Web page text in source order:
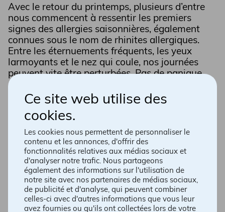
Ce site web utilise des
cookies.
Les cookies nous permettent de personnaliser le
contenu et les annonces, d'offrir des
fonctionnalités relatives aux médias sociaux et
d'analyser notre trafic. Nous partageons
également des informations sur l'utilisation de
notre site avec nos partenaires de médias sociaux,
de publicité et d'analyse, qui peuvent combiner
celles-ci avec d'autres informations que vous leur
avez fournies ou qu'ils ont collectées lors de votre
Avec le retour du printemps, plusieurs d’entre
nous commencent à ressentir les premiers
signes des allergies saisonnières, également
connues sous le nom de rhinites allergiques.
Entre les éternuements fréquents, les yeux
larmoyants et le nez qui coule, nos journées
peuvent vite être perturbées. Pas de panique,
des solutions existent !
Il existe plusieurs traitements pour atténuer ces
symptômes. Les pharmacien·ne·s d’Accès
pharma sont des allié·e·s précieux·ses. En tant
qu’expert·e·s de la santé, ils·elles sauront vous
orienter vers les médicaments adaptés, qu’ils
soient sur ordonnance ou en vente libre.
PRENDRE RENDEZ-VOUS